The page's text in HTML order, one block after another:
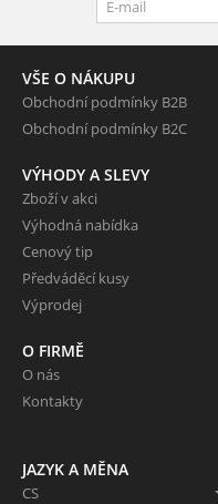
VŠE O NÁKUPU
Obchodní podmínky B2B
Obchodní podmínky B2C
VÝHODY A SLEVY
Zboží v akci
Výhodná nabídka
Cenový tip
Předváděcí kusy
Výprodej
O FIRMĚ
O nás
Kontakty
JAZYK A MĚNA
CS